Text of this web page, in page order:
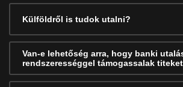
Külföldről is tudok utalni?
Van-e lehetőség arra, hogy banki
rendszerességgel támogassalak